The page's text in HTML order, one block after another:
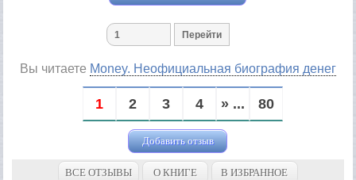
Вы читаете Money. Неофициальная биография денег
1 2 3 4 » ... 80
Добавить отзыв
ВСЕ ОТЗЫВЫ О КНИГЕ В ИЗБРАННОЕ